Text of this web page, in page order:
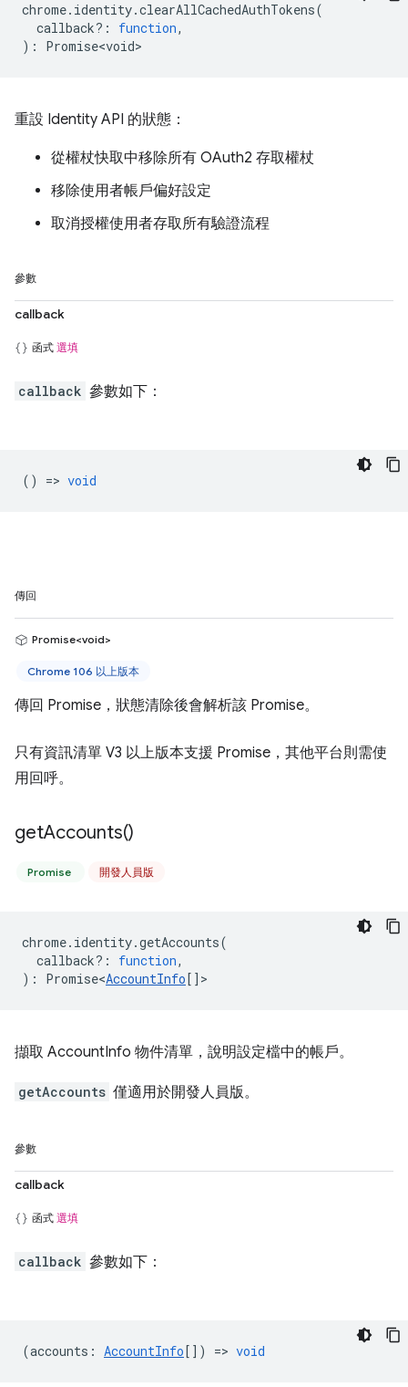
chrome. identity.clearAllCachedAuthTokens(
callback? : function,
) : Promise<void>
重設 Identity API 的狀態：
從權杖快取中移除所有 OAuth2 存取權杖
移除使用者帳戶偏好設定
取消授權使用者存取所有驗證流程
參數
callback
函式 選填
callback 參數如下：
() => void
傳回
Promise<void>
Chrome 106 以上版本
傳回 Promise，狀態清除後會解析該 Promise。
只有資訊清單 V3 以上版本支援 Promise，其他平台則需使
用回呼。
getAccounts()
Promise 開發人員版
chrome. identity.getAccounts(
callback? : function,
) : Promise<AccountInfo[] >
擷取 AccountInfo 物件清單，說明設定檔中的帳戶。
getAccounts 僅適用於開發人員版。
參數
callback
函式 選填
callback 參數如下：
(accounts : AccountInfo[]) => void